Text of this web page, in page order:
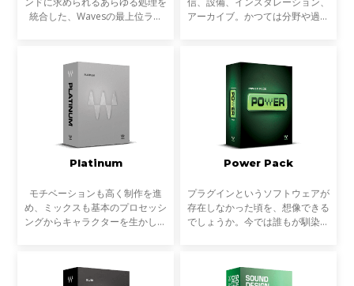
統合した、Wavesの最上位ライ
ボーカルプロセッシング、トラブ
ル対策までライブ現場で必要
アーカイブ。かつては分野や過程
雑にクロスオーバーするようにな
っています。音楽制作だ
Platinum
モチベーションも高く制作を進
め、ミックスも基本のプロセッシ
ングからキャラクターを生かしバ
して発表するところまでもう少し
という段階。ここまでく
Power Pack
プラグインというソフトウェアが
存在しなかった頃を、想像できる
でしょうか。今では誰もが馴染み
デジタルプロセッシング。誰もが
手にできるものとして